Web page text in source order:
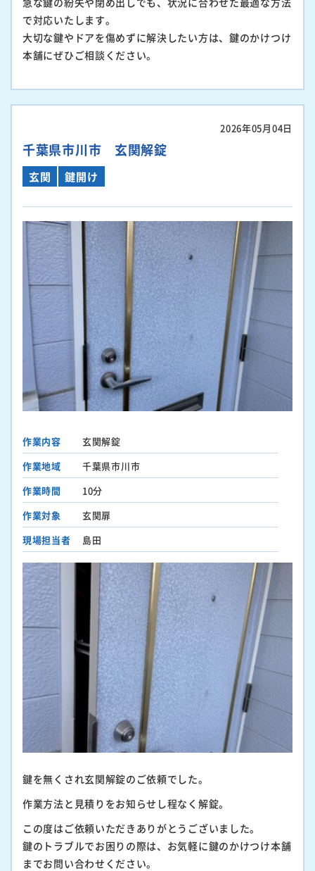
で対応いたします。
大切な鍵やドアを傷めずに解決したい方は、鍵のかけつけ
本舗にぜひご相談ください。
2026年05月04日
千葉県市川市 玄関解錠
玄関 鍵開け
作業内容
玄関解錠
作業地域
千葉県市川市
作業時間
10分
作業対象
玄関扉
現場担当者
島田
鍵を無くされ玄関解錠のご依頼でした。
作業方法と見積りをお知らせし程なく解錠。
この度はご依頼いただきありがとうございました。
鍵のトラブルでお困りの際は、お気軽に鍵のかけつけ本舗
までお問い合わせください。